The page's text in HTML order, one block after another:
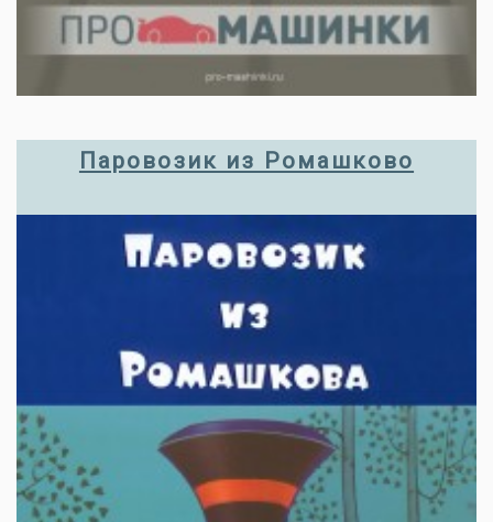
Паровозик из Ромашково